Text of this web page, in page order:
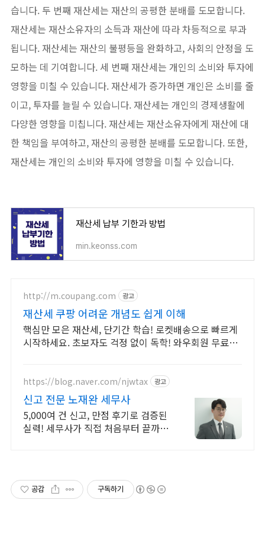
습니다. 두 번째 재산세는 재산의 공평한 분배를 도모합니다.
재산세는 재산소유자의 소득과 재산에 따라 차등적으로 부과
됩니다. 재산세는 재산의 불평등을 완화하고, 사회의 안정을 도
모하는 데 기여합니다. 세 번째 재산세는 개인의 소비와 투자에
영향을 미칠 수 있습니다. 재산세가 증가하면 개인은 소비를 줄
이고, 투자를 늘릴 수 있습니다. 재산세는 개인의 경제생활에
다양한 영향을 미칩니다. 재산세는 재산소유자에게 재산에 대
한 책임을 부여하고, 재산의 공평한 분배를 도모합니다. 또한,
재산세는 개인의 소비와 투자에 영향을 미칠 수 있습니다.
재산세 납부 기한과 방법
min.keonss.com
http://m.coupang.com 광고
재산세 쿠팡 어려운 개념도 쉽게 이해
핵심만 모은 재산세, 단기간 학습! 로켓배송으로 빠르게
시작하세요. 초보자도 걱정 없이 독학! 와우회원 무료반
https://blog.naver.com/njwtax 광고
신고 전문 노재완 세무사
5,000여 건 신고, 만점 후기로 검증된
실력! 세무사가 직접 처음부터 끝까
공감 구독하기